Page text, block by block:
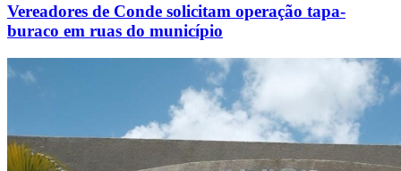
Vereadores de Conde solicitam operação tapa-
buraco em ruas do município